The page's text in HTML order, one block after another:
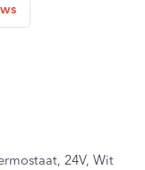
24V, Wit